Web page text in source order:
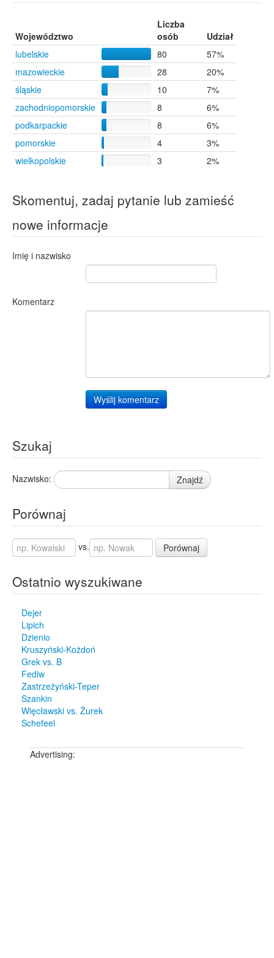
Województwo
Liczba
osób
Udział
lubelskie
80
57%
mazowieckie
28
20%
śląskie
10
7%
zachodniopomorskie
8
6%
podkarpackie
8
6%
pomorskie
4
3%
wielkopolskie
3 2%
Skomentuj, zadaj pytanie lub zamieść
nowe informacje
Imię i nazwisko
Komentarz
Wyślij komentarz
Szukaj
Nazwisko: Znajdź
Porównaj
vs. Porównaj
Ostatnio wyszukiwane
Dejer
Lipich
Dzienio
Kruszyński-Kożdoń
Grek vs. B
Fediw
Zastrzeżyński-Teper
Szankin
Więcławski vs. Żurek
Schefeel
Advertising: